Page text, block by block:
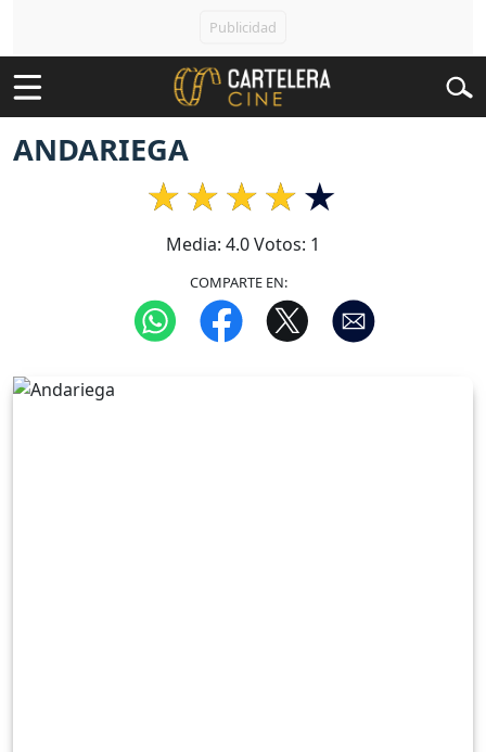
ANDARIEGA
Media: 4.0Votos: 1
COMPARTE EN: